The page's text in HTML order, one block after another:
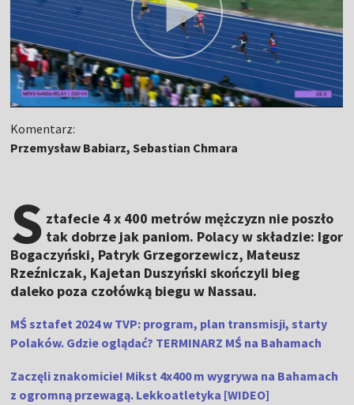
Komentarz:
Przemysław Babiarz, Sebastian Chmara
S ztafecie 4 x 400 metrów mężczyzn nie poszło
tak dobrze jak paniom. Polacy w składzie: Igor
Bogaczyński, Patryk Grzegorzewicz, Mateusz
Rzeźniczak, Kajetan Duszyński skończyli bieg
daleko poza czołówką biegu w Nassau.
MŚ sztafet 2024 w TVP: program, plan transmisji, starty
Polaków. Gdzie oglądać? TERMINARZ MŚ na Bahamach
Zaczęli znakomicie! Mikst 4x400 m wygrywa na Bahamach
z ogromną przewagą. Lekkoatletyka [WIDEO]